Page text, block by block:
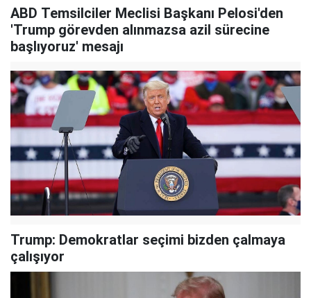
ABD Temsilciler Meclisi Başkanı Pelosi'den
'Trump görevden alınmazsa azil sürecine
başlıyoruz' mesajı
Trump: Demokratlar seçimi bizden çalmaya
çalışıyor